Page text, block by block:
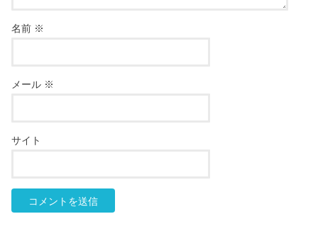
名前 ※
メール ※
サイト